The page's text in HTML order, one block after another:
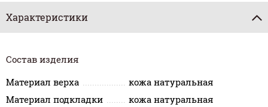
Характеристики
Состав изделия
Материал верха
кожа натуральная
Материал подкладки
кожа натуральная